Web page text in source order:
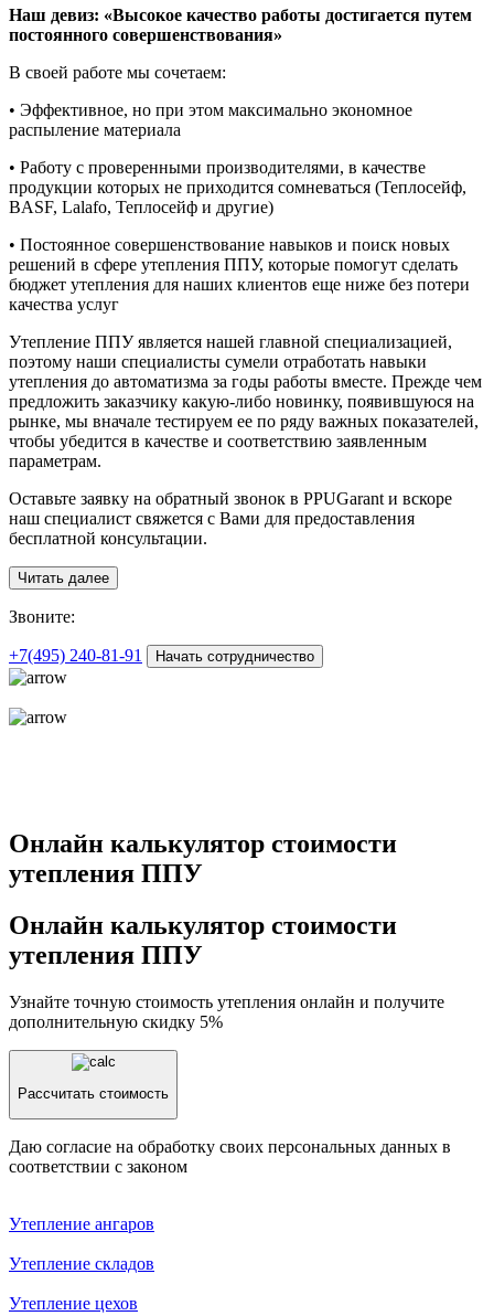
Наш девиз: «Высокое качество работы достигается путем
постоянного совершенствования»
В своей работе мы сочетаем:
• Эффективное, но при этом максимально экономное
распыление материала
• Работу с проверенными производителями, в качестве
продукции которых не приходится сомневаться (Теплосейф,
BASF, Lalafo, Теплосейф и другие)
• Постоянное совершенствование навыков и поиск новых
решений в сфере утепления ППУ, которые помогут сделать
бюджет утепления для наших клиентов еще ниже без потери
качества услуг
Утепление ППУ является нашей главной специализацией,
поэтому наши специалисты сумели отработать навыки
утепления до автоматизма за годы работы вместе. Прежде чем
предложить заказчику какую-либо новинку, появившуюся на
рынке, мы вначале тестируем ее по ряду важных показателей,
чтобы убедится в качестве и соответствию заявленным
параметрам.
Оставьте заявку на обратный звонок в PPUGarant и вскоре
наш специалист свяжется с Вами для предоставления
бесплатной консультации.
Читать далее
Звоните:
+7(495) 240-81-91 Начать сотрудничество
Онлайн калькулятор стоимости
утепления ППУ
Онлайн калькулятор стоимости
утепления ППУ
Узнайте точную стоимость утепления онлайн и получите
дополнительную скидку 5%
Рассчитать стоимость
Даю согласие на обработку своих персональных данных в
соответствии с законом
Утепление aнгаров
Утепление складов
Утепление цехов